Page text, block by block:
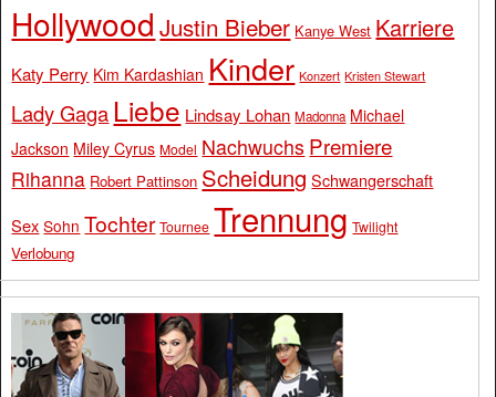
Hollywood Justin Bieber Kanye West Karriere
Katy Perry Kim Kardashian Kinder Konzert Kristen Stewart
Lady Gaga Liebe Lindsay Lohan Madonna Michael
Jackson Miley Cyrus Model Nachwuchs Premiere
Rihanna Robert Pattinson Scheidung Schwangerschaft
Sex Sohn Tochter Tournee Trennung Twilight
Verlobung